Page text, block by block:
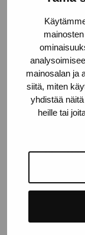
mainosalan ja
siitä, miten
yhdistää
heille tai
Gustav Wasas
10600 Ekenäs
+358 (0)50 371
Contact us
Stay up-